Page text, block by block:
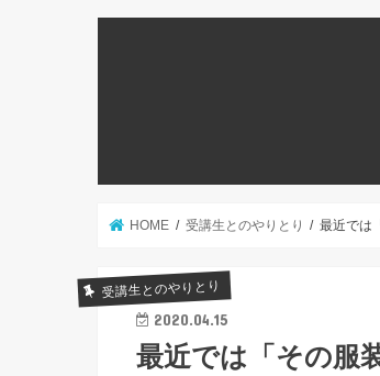
HOME 受講生とのやりとり 最近では
受講生とのやりとり
2020.04.15
最近では「その服